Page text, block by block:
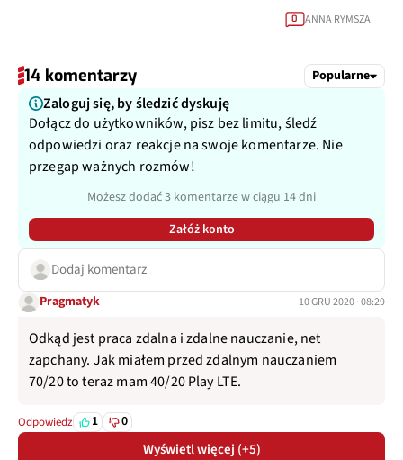
0 ANNA RYMSZA
14 komentarzy Popularne
Zaloguj się, by śledzić dyskuję
Dołącz do użytkowników, pisz bez limitu, śledź
odpowiedzi oraz reakcje na swoje komentarze. Nie
przegap ważnych rozmów!
Możesz dodać 3 komentarze w ciągu 14 dni
Załóż konto
Dodaj komentarz
Pragmatyk 10 GRU 2020 · 08:29
Odkąd jest praca zdalna i zdalne nauczanie, net
zapchany. Jak miałem przed zdalnym nauczaniem
70/20 to teraz mam 40/20 Play LTE.
Odpowiedz 1 0
Wyświetl więcej (+5)